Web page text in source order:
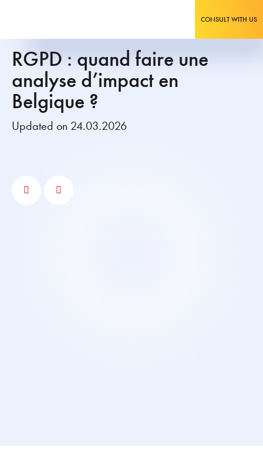
CONSULT WITH US
RGPD : quand faire une
analyse d’impact en
Belgique ?
Updated on 24.03.2026